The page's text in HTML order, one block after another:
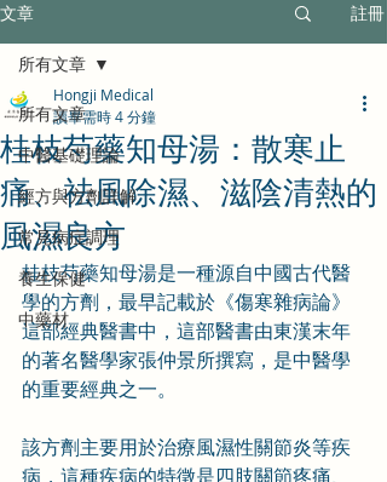
文章 註冊
所有文章
中醫基礎理論
經方與方劑詳解
常見病症調理
養生保健
中藥材
所有文章
桂枝芍藥知母湯：散寒止
痛、祛風除濕、滋陰清熱的
風濕良方
Hongji Medical
讀畢需時 4 分鐘
桂枝芍藥知母湯是一種源自中國古代醫
學的方劑，最早記載於《傷寒雜病論》
這部經典醫書中 ，這部醫書由東漢末年
的著名醫學家張仲景所撰寫，是中醫學
的重要經典之一。
該方劑主要用於治療風濕性關節炎等疾
病 ，這種疾病的特徵是四肢關節疼痛、